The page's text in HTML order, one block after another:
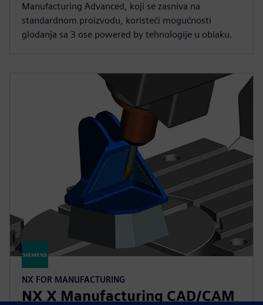
Manufacturing Advanced, koji se zasniva na
standardnom proizvodu, koristeći mogućnosti
glodanja sa 3 ose powered by tehnologije u oblaku.
NX FOR MANUFACTURING
NX X Manufacturing CAD/CAM